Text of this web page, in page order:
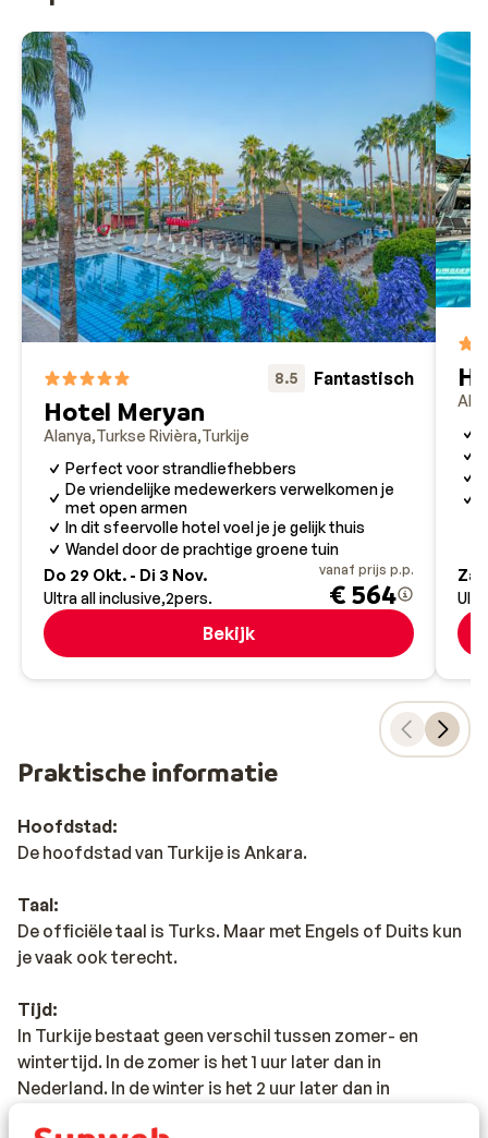
8.5 Fantastisch
Hotel Meryan
Alanya Turkse Rivièra Turkije
Perfect voor strandliefhebbers
De vriendelijke medewerkers verwelkomen je
met open armen
In dit sfeervolle hotel voel je je gelijk thuis
Wandel door de prachtige groene tuin
Do 29 Okt. - Di 3 Nov.
Ultra all inclusive 2pers.
vanaf prijs p.p.
€ 564
Bekijk
Za
Praktische informatie
Hoofdstad:
De hoofdstad van Turkije is Ankara.
Taal:
De officiële taal is Turks. Maar met Engels of Duits kun
je vaak ook terecht.
Tijd:
In Turkije bestaat geen verschil tussen zomer- en
wintertijd. In de zomer is het 1 uur later dan in
Nederland. In de winter is het 2 uur later dan in